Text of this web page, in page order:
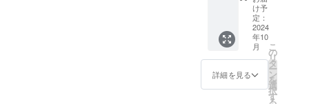
す。 ※
雨天延
期：雨
天の場
3/17(日)
に延期
いたし
いただ
ける券
となり
ます。
※プロ
ト終了
後順次
発送し3
さくを
３月中
旬まで
実ら
せ、１
か月間
貯蔵さ
越冬し
らぬい
合計6〜
8個入り
1箱をお
届けし
ます。
訳あり
品の食
べ比べ
セッ
ト】
10,000
円 10月
中下旬
け予
定：
2024
年10
月
詳細を見る
こ
の
リ
タ
ー
ン
を
選
択
す